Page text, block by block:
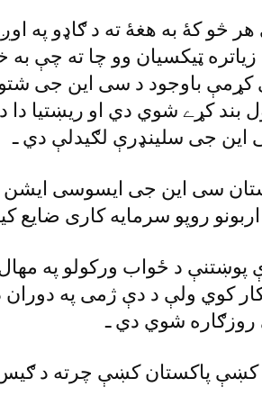
هر څو کۀ به هغۀ ته د ګاډو په
ټيکسيان وو چا ته چې
کړمې باوجود د سى اين جى
جى سلينډرې لګيدلې دي ـ
سى اين جى ايسوسى ايشن
پوښتنې د ځواب ورکولو په
کوي ولې د دې ژمى په دوران
شوي دي ـ
پاکستان کښې چرته د ګيس